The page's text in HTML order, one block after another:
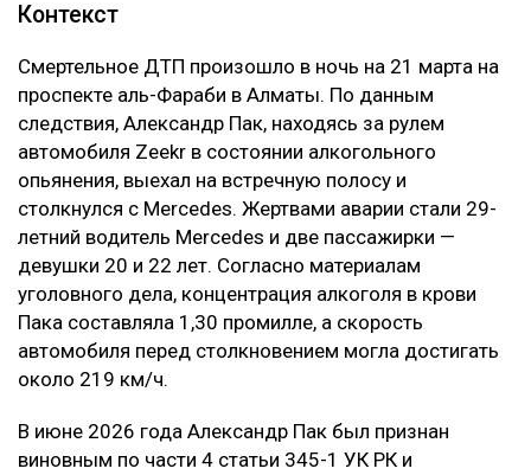
Контекст
Смертельное ДТП произошло в ночь на 21 марта на
проспекте аль-Фараби в Алматы. По данным
следствия, Александр Пак, находясь за рулем
автомобиля Zeekr в состоянии алкогольного
опьянения, выехал на встречную полосу и
столкнулся с Mercedes. Жертвами аварии стали 29-
летний водитель Mercedes и две пассажирки —
девушки 20 и 22 лет. Согласно материалам
уголовного дела, концентрация алкоголя в крови
Пака составляла 1,30 промилле, а скорость
автомобиля перед столкновением могла достигать
около 219 км/ч.
В июне 2026 года Александр Пак был признан
виновным по части 4 статьи 345-1 УК РК и